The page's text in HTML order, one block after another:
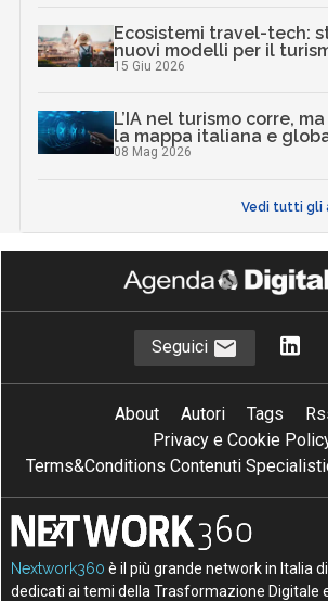
Ecosistemi travel-tech:
nuovi modelli per il
15 Giu 2026
L’IA nel turismo corre,
la mappa italiana e
08 Mag 2026
Vedi tutti gli
Seguici
About Autori Tags
Privacy e Cookie
Terms&Conditions Contenuti
Nextwork360 è il più grande network in Italia
dedicati ai temi della Trasformazione Digitale